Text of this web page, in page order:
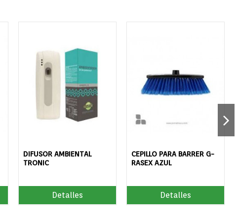
DIFUSOR AMBIENTAL
TRONIC
Detalles
CEPILLO PARA BARRER G-
RASEX AZUL
Detalles